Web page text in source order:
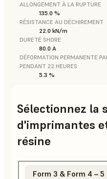
ALLONGEMENT À LA RUPTURE
135.0 %
RÉSISTANCE AU DÉCHIREMENT
22.0 kN/m
DURETÉ SHORE
80.0 A
DÉFORMATION PERMANENTE
PENDANT 22 HEURES
5.3 %
Sélectionnez la
d'imprimantes
résine
Form 3 & Form 4 – 5